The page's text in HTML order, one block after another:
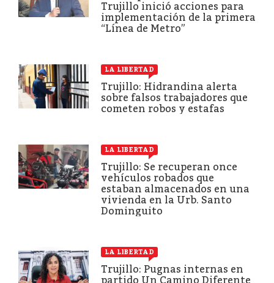
Trujillo inició acciones para
implementación de la primera
“Línea de Metro”
LA LIBERTAD
Trujillo: Hidrandina alerta
sobre falsos trabajadores que
cometen robos y estafas
LA LIBERTAD
Trujillo: Se recuperan once
vehículos robados que
estaban almacenados en una
vivienda en la Urb. Santo
Dominguito
LA LIBERTAD
Trujillo: Pugnas internas en
partido Un Camino Diferente